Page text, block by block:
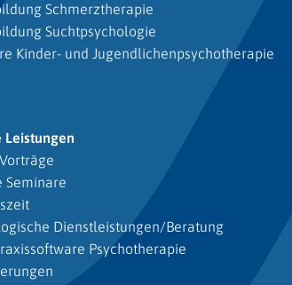
Schmerztherapie
Suchtpsychologie
Kinder- und Jugendlichenpsychotherapie
Leistungen
Seminare
Dienstleistungen/Beratung
Psychotherapie